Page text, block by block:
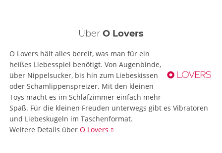
Prima, dass dir der Artikel so gut gefällt. Vielen Dank
Gruß Susi
Diamond
von Engel33 am 10.01.2020
Leider hat mein Diamonds nicht funktioniert.
Ich hab mich sehr gefreut das er endlich gekommen ist und
musste dann feststellen das er nicht funktioniert und ich bin
Über O Lovers
O Lovers hält alles bereit, was man für ein
heißes Liebesspiel benötigt. Von Augenbinde,
über Nippelsucker, bis hin zum Liebeskissen
oder Schamlippenspreizer. Mit den kleinen
Toys macht es im Schlafzimmer einfach mehr
Spaß. Für die kleinen Freuden unterwegs gibt es Vibratoren
und Liebeskugeln im Taschenformat.
Weitere Details über O Lovers